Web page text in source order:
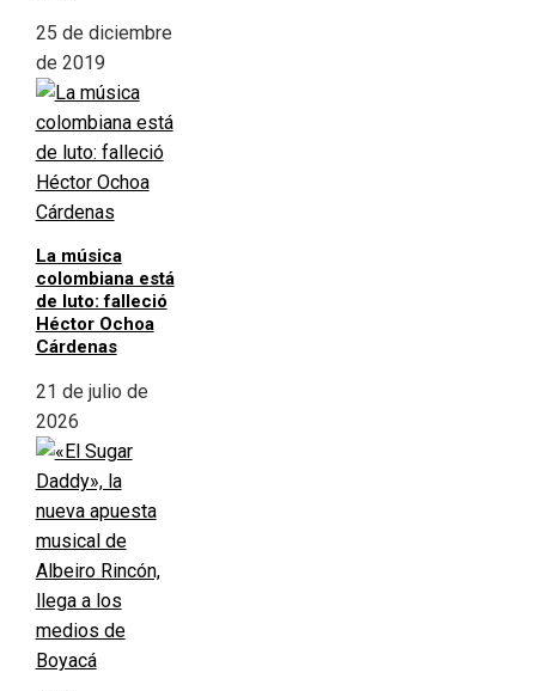
25 de diciembre
de 2019
La música
colombiana está
de luto: falleció
Héctor Ochoa
Cárdenas
21 de julio de
2026